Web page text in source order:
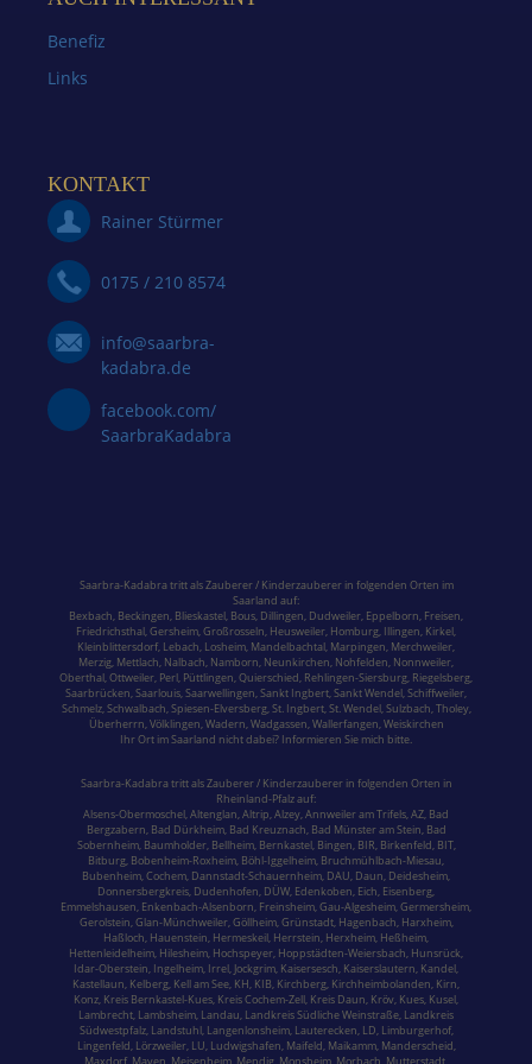
Benefiz
Links
KONTAKT
Rainer Stürmer
0175 / 210 8574
info@saarbra-
kadabra.de
facebook.com/
SaarbraKadabra
Saarbra-Kadabra tritt als Zauberer / Kinderzauberer in folgenden Orten im
Saarland auf:
Bexbach, Beckingen, Blieskastel, Bous, Dillingen, Dudweiler, Eppelborn, Freisen,
Friedrichsthal,Gersheim,Großrosseln, Heusweiler, Homburg, Illingen, Kirkel,
Kleinblittersdorf, Lebach, Losheim, Mandelbachtal, Marpingen, Merchweiler,
Merzig, Mettlach, Nalbach, Namborn, Neunkirchen, Nohfelden, Nonnweiler,
Oberthal,Ottweiler, Perl, Püttlingen,Quierschied, Rehlingen-Siersburg, Riegelsberg,
Saarbrücken,Saarlouis,Saarwellingen,Sankt Ingbert,Sankt Wendel,Schiffweiler,
Schmelz,Schwalbach,Spiesen-Elversberg,St. Ingbert,St. Wendel,Sulzbach,Tholey,
Überherrn,Völklingen,Wadern,Wadgassen,Wallerfangen,Weiskirchen
Ihr Ort im Saarland nicht dabei? Informieren Sie mich bitte.
Saarbra-Kadabra tritt als Zauberer / Kinderzauberer in folgenden Orten in
Rheinland-Pfalzauf:
Alsens-Obermoschel,Altenglan, Altrip,Alzey, Annweiler am Trifels, AZ, Bad
Bergzabern, Bad Dürkheim, Bad Kreuznach, Bad Münster am Stein, Bad
Sobernheim, Baumholder, Bellheim, Bernkastel, Bingen, BIR, Birkenfeld, BIT,
Bitburg, Bobenheim-Roxheim, Böhl-Iggelheim, Bruchmühlbach-Miesau,
Bubenheim,Cochem, Dannstadt-Schauernheim, DAU, Daun, Deidesheim,
Donnersbergkreis, Dudenhofen, DÜW, Edenkoben, Eich, Eisenberg,
Emmelshausen, Enkenbach-Alsenborn, Freinsheim, Gau-Algesheim, Germersheim,
Gerolstein,Glan-Münchweiler,Göllheim,Grünstadt, Hagenbach, Harxheim,
Haßloch, Hauenstein, Hermeskeil, Herrstein, Herxheim, Heßheim,
Hettenleidelheim, Hilesheim, Hochspeyer, Hoppstädten-Weiersbach, Hunsrück,
Idar-Oberstein, Ingelheim, Irrel, Jockgrim, Kaisersesch, Kaiserslautern, Kandel,
Kastellaun, Kelberg, Kell am See, KH, KIB, Kirchberg, Kirchheimbolanden, Kirn,
Konz, Kreis Bernkastel-Kues, Kreis Cochem-Zell, Kreis Daun, Kröv, Kues, Kusel,
Lambrecht, Lambsheim, Landau, Landkreis Südliche Weinstraße, Landkreis
Südwestpfalz, Landstuhl, Langenlonsheim, Lauterecken, LD, Limburgerhof,
Lingenfeld, Lörzweiler, LU, Ludwigshafen, Maifeld, Maikamm, Manderscheid,